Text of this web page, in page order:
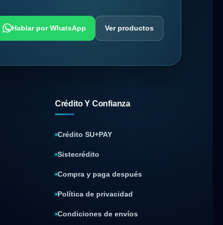
Hablar por WhatsApp Ver productos
Crédito Y Confianza
Crédito SU+PAY
Sistecrédito
Compra y paga después
Política de privacidad
Condiciones de envíos